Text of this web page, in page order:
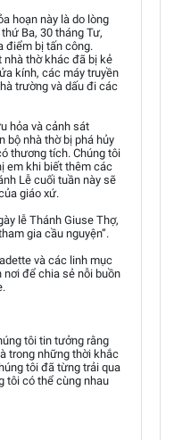
hoạn này là do lòng
Ba, 30 tháng Tư,
điểm bị tấn công.
nhà thờ khác đã bị kẻ
kính, các máy truyền
trường và dấu đi các
hỏa và cảnh sát
bộ nhà thờ bị phá hủy
thương tích. Chúng tôi
em khi biết thêm các
Lễ cuối tuần này sẽ
giáo xứ.
lễ Thánh Giuse Thợ,
gia cầu nguyện”.
và các linh mục
để chia sẻ nỗi buồn
tôi tin tưởng rằng
trong những thời khắc
tôi đã từng trải qua
tôi có thể cùng nhau